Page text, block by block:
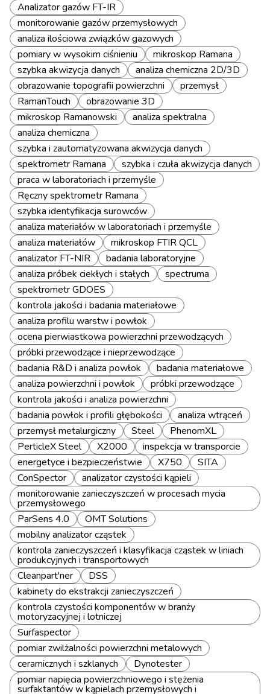
Analizator gazów FT-IR
monitorowanie gazów przemysłowych
analiza ilościowa związków gazowych
pomiary w wysokim ciśnieniu
mikroskop Ramana
szybka akwizycja danych
analiza chemiczna 2D/3D
obrazowanie topografii powierzchni
przemysł
RamanTouch
obrazowanie 3D
mikroskop Ramanowski
analiza spektralna
analiza chemiczna
szybka i zautomatyzowana akwizycja danych
spektrometr Ramana
szybka i czuła akwizycja danych
praca w laboratoriach i przemyśle
Ręczny spektrometr Ramana
szybka identyfikacja surowców
analiza materiałów w laboratoriach i przemyśle
analiza materiałów
mikroskop FTIR QCL
analizator FT-NIR
badania laboratoryjne
analiza próbek ciekłych i stałych
spectruma
spektrometr GDOES
kontrola jakości i badania materiałowe
analiza profilu warstw i powłok
ocena pierwiastkowa powierzchni przewodzących
próbki przewodzące i nieprzewodzące
badania R&D i analiza powłok
badania materiałowe
analiza powierzchni i powłok
próbki przewodzące
kontrola jakości i analiza powierzchni
badania powłok i profili głębokości
analiza wtrąceń
przemysł metalurgiczny
Steel
PhenomXL
PerticleX Steel
X2000
inspekcja w transporcie
energetyce i bezpieczeństwie
X750
SITA
ConSpector
analizator czystości kąpieli
monitorowanie zanieczyszczeń w procesach mycia
przemysłowego
ParSens 4.0
OMT Solutions
mobilny analizator cząstek
kontrola zanieczyszczeń i klasyfikacja cząstek w liniach
produkcyjnych i transportowych
Cleanpart'ner
DSS
kabinety do ekstrakcji zanieczyszczeń
kontrola czystości komponentów w branży
motoryzacyjnej i lotniczej
Surfaspector
pomiar zwilżalności powierzchni metalowych
ceramicznych i szklanych
Dynotester
pomiar napięcia powierzchniowego i stężenia
surfaktantów w kąpielach przemysłowych i